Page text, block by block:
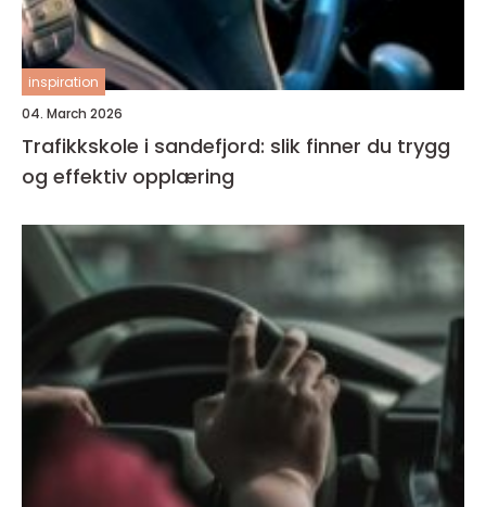
inspiration
04. March 2026
Trafikkskole i sandefjord: slik finner du trygg
og effektiv opplæring